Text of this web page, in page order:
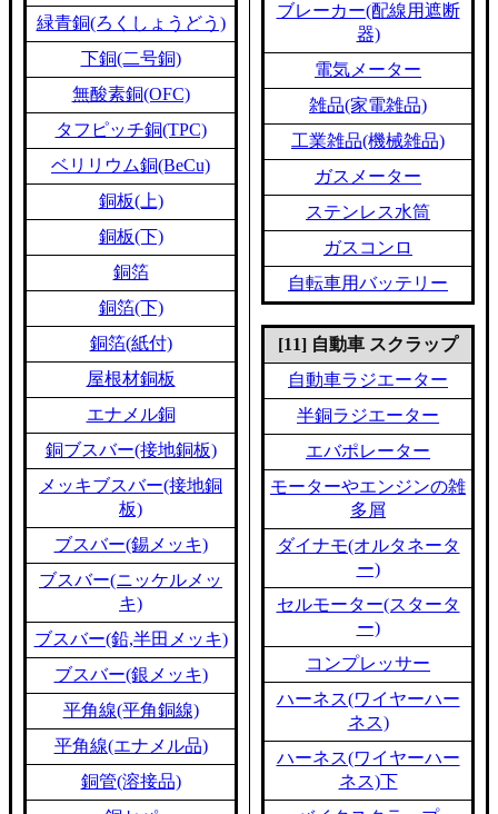
緑青銅(ろくしょうどう)
下銅(二号銅)
無酸素銅(OFC)
タフピッチ銅(TPC)
ベリリウム銅(BeCu)
銅板(上)
銅板(下)
銅箔
銅箔(下)
銅箔(紙付)
屋根材銅板
エナメル銅
銅ブスバー(接地銅板)
メッキブスバー(接地銅
板)
ブスバー(錫メッキ)
ブスバー(ニッケルメッ
キ)
ブスバー(鉛,半田メッキ)
ブスバー(銀メッキ)
平角線(平角銅線)
平角線(エナメル品)
銅管(溶接品)
ブレーカー(配線用遮断
器)
電気メーター
雑品(家電雑品)
工業雑品(機械雑品)
ガスメーター
ステンレス水筒
ガスコンロ
自転車用バッテリー
[11] 自動車 スクラップ
自動車ラジエーター
半銅ラジエーター
エバポレーター
モーターやエンジンの雑
多屑
ダイナモ(オルタネータ
ー)
セルモーター(スタータ
ー)
コンプレッサー
ハーネス(ワイヤーハー
ネス)
ハーネス(ワイヤーハー
ネス)下